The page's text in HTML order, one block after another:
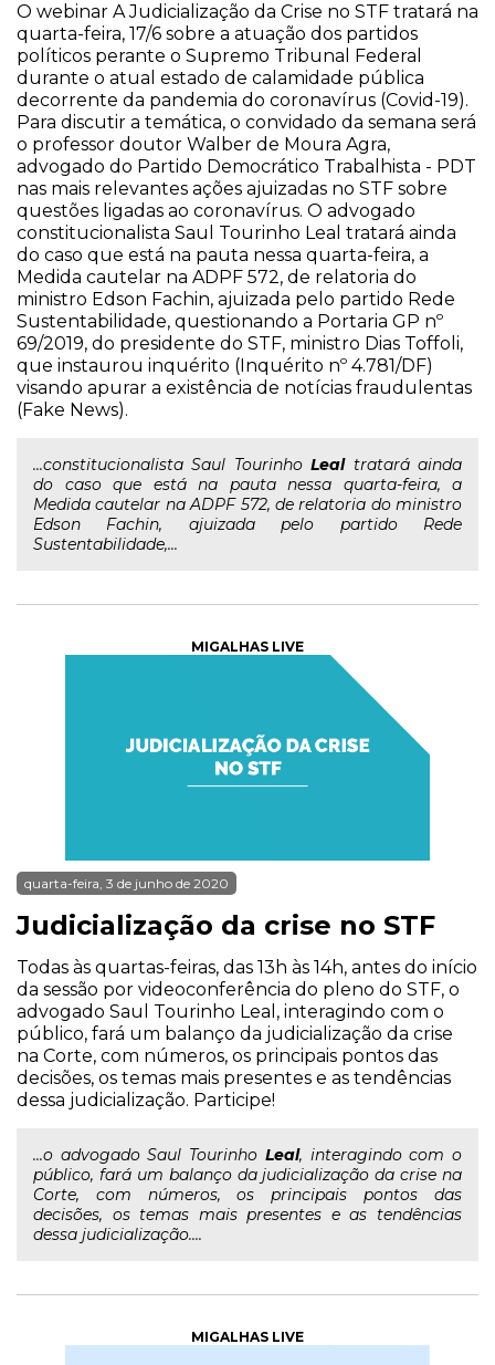
O webinar A Judicialização da Crise no STF tratará na
quarta-feira, 17/6 sobre a atuação dos partidos
políticos perante o Supremo Tribunal Federal
durante o atual estado de calamidade pública
decorrente da pandemia do coronavírus (Covid-19).
Para discutir a temática, o convidado da semana será
o professor doutor Walber de Moura Agra,
advogado do Partido Democrático Trabalhista - PDT
nas mais relevantes ações ajuizadas no STF sobre
questões ligadas ao coronavírus. O advogado
constitucionalista Saul Tourinho Leal tratará ainda
do caso que está na pauta nessa quarta-feira, a
Medida cautelar na ADPF 572, de relatoria do
ministro Edson Fachin, ajuizada pelo partido Rede
Sustentabilidade, questionando a Portaria GP nº
69/2019, do presidente do STF, ministro Dias Toffoli,
que instaurou inquérito (Inquérito nº 4.781/DF)
visando apurar a existência de notícias fraudulentas
(Fake News).
...constitucionalista Saul TourinhoLealtratará ainda
do caso que está na pauta nessa quarta-feira, a
Medida cautelar na ADPF 572, de relatoria do ministro
Edson Fachin, ajuizada pelo partido Rede
Sustentabilidade,...
MIGALHAS LIVE
quarta-feira, 3 de junho de 2020
Judicialização da crise no STF
Todas às quartas-feiras, das 13h às 14h, antes do início
da sessão por videoconferência do pleno do STF, o
advogado Saul Tourinho Leal, interagindo com o
público, fará um balanço da judicialização da crise
na Corte, com números, os principais pontos das
decisões, os temas mais presentes e as tendências
dessa judicialização. Participe!
...o advogado Saul Tourinho Leal, interagindo com o
público, fará um balanço da judicialização da crise na
Corte, com números, os principais pontos das
decisões, os temas mais presentes e as tendências
dessa judicialização....
MIGALHAS LIVE